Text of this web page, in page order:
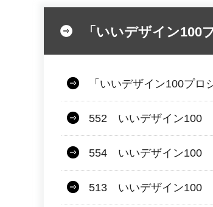
「いいデザイン100
「いいデザイン100プ
552 いいデザイン100
554 いいデザイン100
513 いいデザイン100